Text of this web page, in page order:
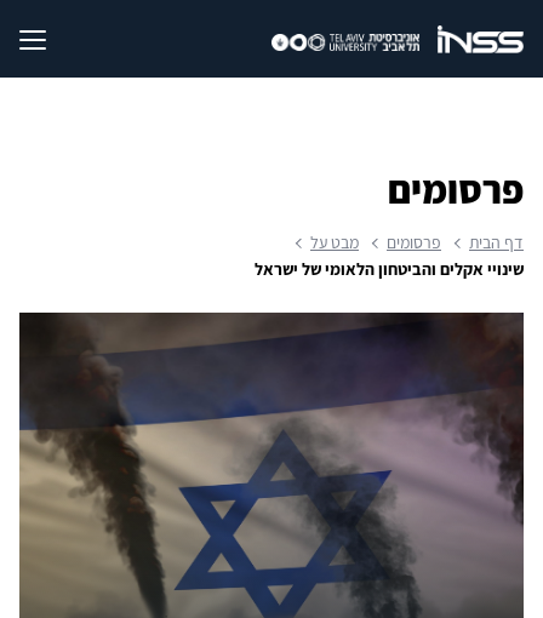
פרסומים
דף הבית פרסומים
מבט על
שינויי אקלים והביטחון הלאומי של ישראל